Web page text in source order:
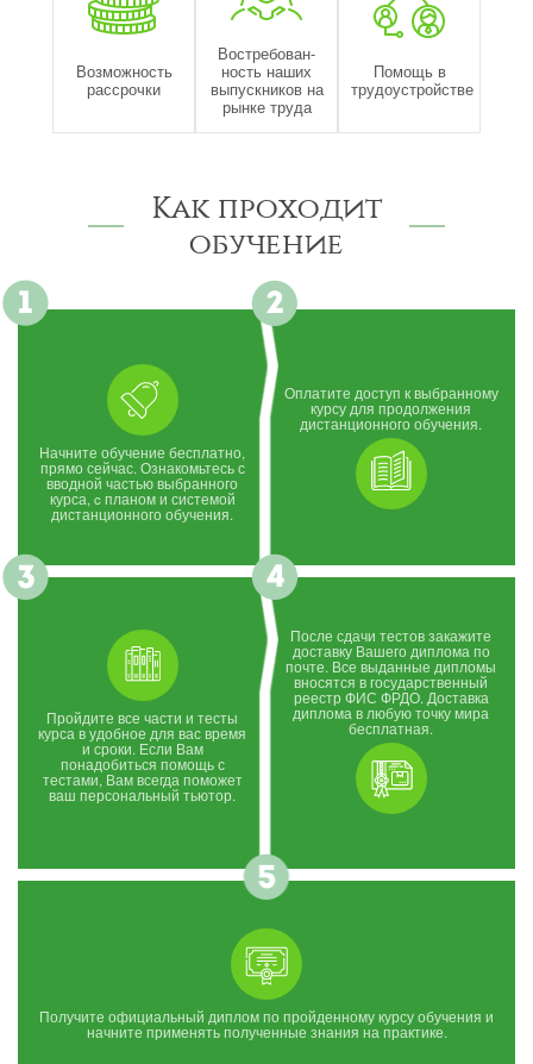
Возможность
рассрочки
Востребован-
ность наших
выпускников на
рынке труда
Помощь в
трудоустройстве
Как проходит
обучение
Начните обучение бесплатно,
прямо сейчас. Ознакомьтесь с
вводной частью выбранного
курса, c планом и системой
дистанционного обучения.
Оплатите доступ к выбранному
курсу для продолжения
дистанционного обучения.
Пройдите все части и тесты
курса в удобное для вас время
и сроки. Если Вам
понадобиться помощь с
тестами, Вам всегда поможет
ваш персональный тьютор.
После сдачи тестов закажите
доставку Вашего диплома по
почте. Все выданные дипломы
вносятся в государственный
реестр ФИС ФРДО. Доставка
диплома в любую точку мира
бесплатная.
Получите официальный диплом по пройденному курсу обучения и
начните применять полученные знания на практике.